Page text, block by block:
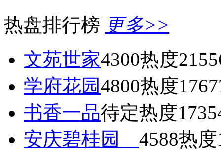
热盘排行榜 更多>>
文苑世家4300热度
学府花园4800热度
书香一品待定热度
安庆碧桂园 4588热度